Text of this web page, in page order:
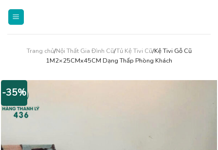
Trang chủ/Nội Thất Gia Đình Cũ/Tủ Kệ Tivi Cũ/Kệ Tivi Gỗ Cũ
1M2×25CMx45CM Dạng Thấp Phòng Khách
-35%